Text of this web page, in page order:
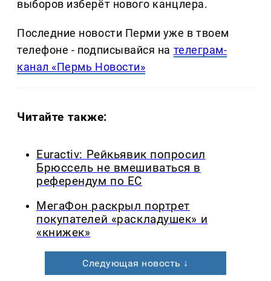
выборов изберёт нового канцлера.
Последние новости Перми уже в твоем
телефоне - подписывайся на телеграм-
канал «Пермь Новости»
Читайте также:
Euractiv: Рейкьявик попросил
Брюссель не вмешиваться в
референдум по ЕС
МегаФон раскрыл портрет
покупателей «раскладушек» и
«книжек»
Следующая новость ↓